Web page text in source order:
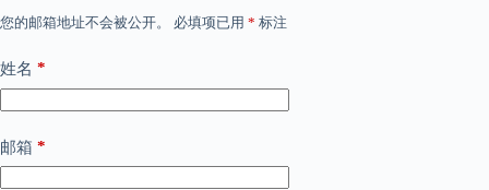
您的邮箱地址不会被公开。 必填项已用 * 标注
姓名 *
邮箱 *